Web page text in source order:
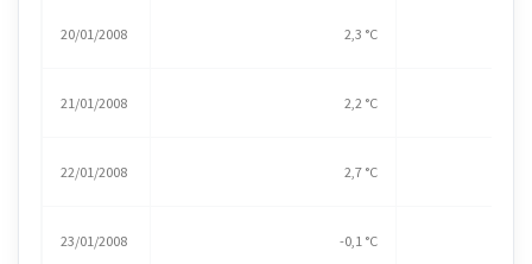
20/01/2008 2,3 °C
21/01/2008 2,2 °C
22/01/2008 2,7 °C
23/01/2008 -0,1 °C